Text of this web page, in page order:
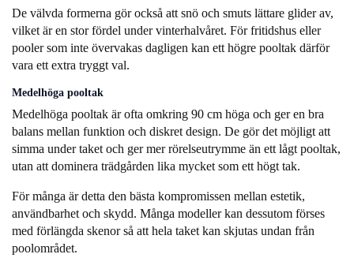
De välvda formerna gör också att snö och smuts lättare glider av,
vilket är en stor fördel under vinterhalvåret. För fritidshus eller
pooler som inte övervakas dagligen kan ett högre pooltak därför
vara ett extra tryggt val.
Medelhöga pooltak
Medelhöga pooltak är ofta omkring 90 cm höga och ger en bra
balans mellan funktion och diskret design. De gör det möjligt att
simma under taket och ger mer rörelseutrymme än ett lågt pooltak,
utan att dominera trädgården lika mycket som ett högt tak.
För många är detta den bästa kompromissen mellan estetik,
användbarhet och skydd. Många modeller kan dessutom förses
med förlängda skenor så att hela taket kan skjutas undan från
poolområdet.